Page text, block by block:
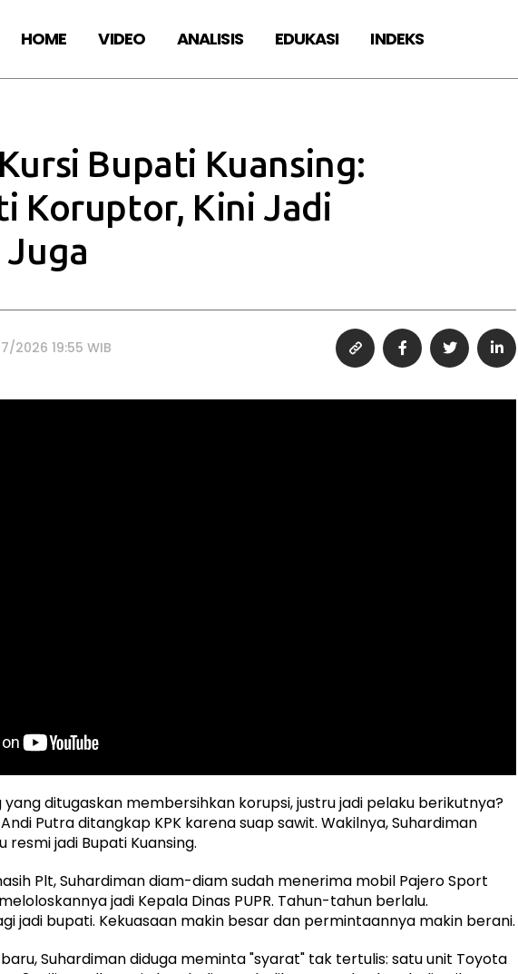
HOME VIDEO ANALISIS EDUKASI INDEKS
Bupati Kuansing:
Koruptor, Kini Jadi
2026 19:55 WIB
yang ditugaskan membersihkan korupsi, justru jadi pelaku berikutnya?
Andi Putra ditangkap KPK karena suap sawit. Wakilnya, Suhardiman
resmi jadi Bupati Kuansing.
Plt, Suhardiman diam-diam sudah menerima mobil Pajero Sport
jadi Kepala Dinas PUPR. Tahun-tahun berlalu.
jadi bupati. Kekuasaan makin besar dan permintaannya makin berani.
Suhardiman diduga meminta "syarat" tak tertulis: satu unit Toyota